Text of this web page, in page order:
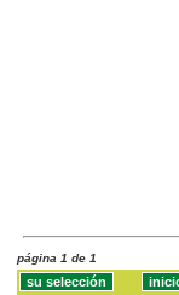
página 1 de 1